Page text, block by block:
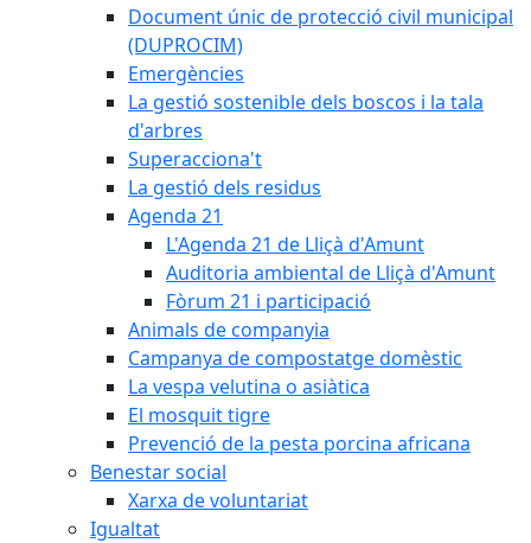
Document únic de protecció civil municipal
(DUPROCIM)
Emergències
La gestió sostenible dels boscos i la tala
d'arbres
Superacciona't
La gestió dels residus
Agenda 21
L'Agenda 21 de Lliçà d'Amunt
Auditoria ambiental de Lliçà d'Amunt
Fòrum 21 i participació
Animals de companyia
Campanya de compostatge domèstic
La vespa velutina o asiàtica
El mosquit tigre
Prevenció de la pesta porcina africana
Benestar social
Xarxa de voluntariat
Igualtat